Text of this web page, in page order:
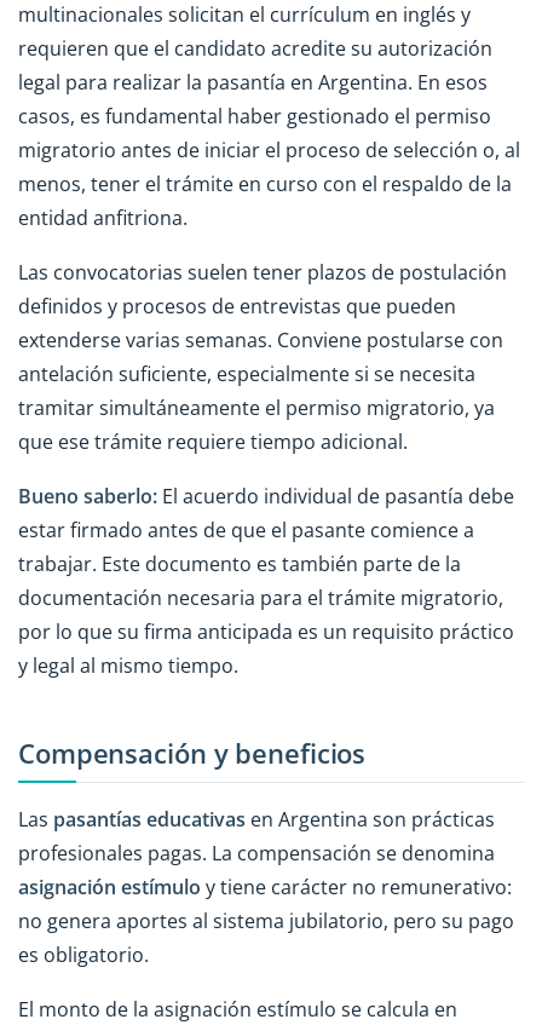
multinacionales solicitan el currículum en inglés y
requieren que el candidato acredite su autorización
legal para realizar la pasantía en Argentina. En esos
casos, es fundamental haber gestionado el permiso
migratorio antes de iniciar el proceso de selección o, al
menos, tener el trámite en curso con el respaldo de la
entidad anfitriona.
Las convocatorias suelen tener plazos de postulación
definidos y procesos de entrevistas que pueden
extenderse varias semanas. Conviene postularse con
antelación suficiente, especialmente si se necesita
tramitar simultáneamente el permiso migratorio, ya
que ese trámite requiere tiempo adicional.
Bueno saberlo: El acuerdo individual de pasantía debe
estar firmado antes de que el pasante comience a
trabajar. Este documento es también parte de la
documentación necesaria para el trámite migratorio,
por lo que su firma anticipada es un requisito práctico
y legal al mismo tiempo.
Compensación y beneficios
Las pasantías educativas en Argentina son prácticas
profesionales pagas. La compensación se denomina
asignación estímulo y tiene carácter no remunerativo:
no genera aportes al sistema jubilatorio, pero su pago
es obligatorio.
El monto de la asignación estímulo se calcula en